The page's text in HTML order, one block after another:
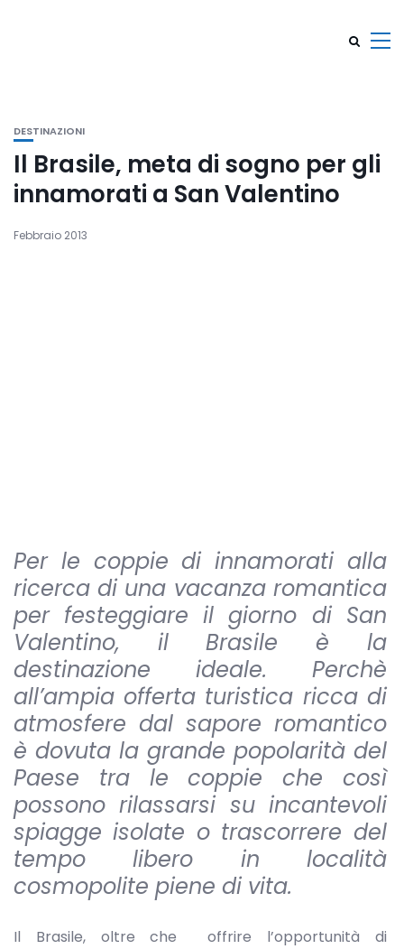
DESTINAZIONI
Il Brasile, meta di sogno per gli
innamorati a San Valentino
Febbraio 2013
Per le coppie di innamorati alla
ricerca di una vacanza romantica
per festeggiare il giorno di San
Valentino, il Brasile è la
destinazione ideale. Perchè
all’ampia offerta turistica ricca di
atmosfere dal sapore romantico
è dovuta la grande popolarità del
Paese tra le coppie che così
possono rilassarsi su incantevoli
spiagge isolate o trascorrere del
tempo libero in località
cosmopolite piene di vita.
Il Brasile, oltre che offrire l’opportunità di